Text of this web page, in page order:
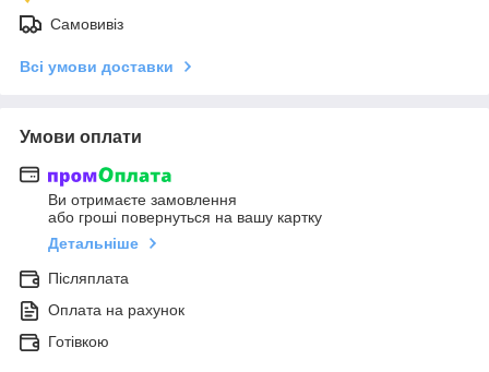
Самовивіз
Всі умови доставки
Умови оплати
Ви отримаєте замовлення
або гроші повернуться на вашу картку
Детальніше
Післяплата
Оплата на рахунок
Готівкою